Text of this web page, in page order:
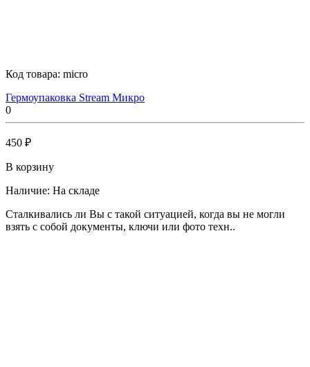
Код товара: micro
Гермоупаковка Stream Микро
0
450 ₽
В корзину
Наличие: На складе
Сталкивались ли Вы с такой ситуацией, когда вы не могли
взять с собой документы, ключи или фото техн..